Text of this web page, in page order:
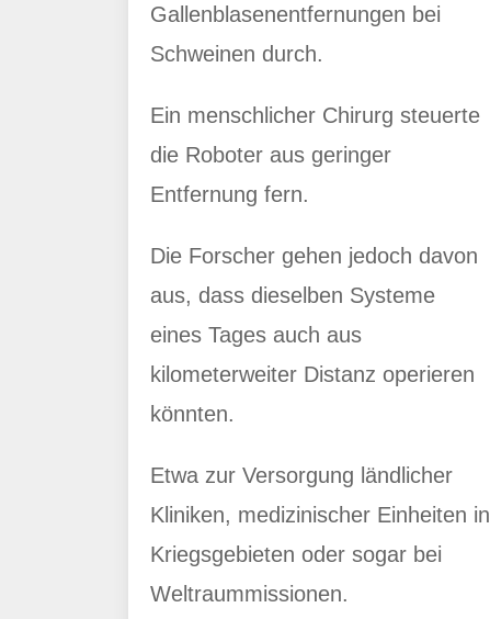
Gallenblasenentfernungen bei
Schweinen durch.
Ein menschlicher Chirurg steuerte
die Roboter aus geringer
Entfernung fern.
Die Forscher gehen jedoch davon
aus, dass dieselben Systeme
eines Tages auch aus
kilometerweiter Distanz operieren
könnten.
Etwa zur Versorgung ländlicher
Kliniken, medizinischer Einheiten in
Kriegsgebieten oder sogar bei
Weltraummissionen.